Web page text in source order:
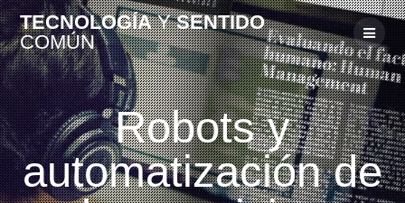
TECNOLOGÍAYSENTIDO
COMÚN
Robots y
automatización de